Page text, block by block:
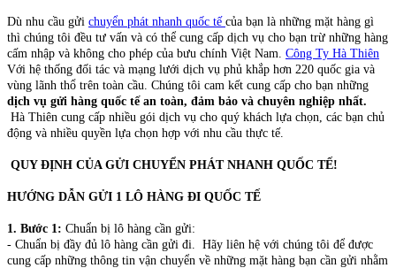
Dù nhu cầu gửi chuyển phát nhanh quốc tế của bạn là những mặt hàng gì
thì chúng tôi đều tư vấn và có thể cung cấp dịch vụ cho bạn trừ những hàng
cấm nhập và không cho phép của bưu chính Việt Nam. Công Ty Hà Thiên
Với hệ thống đối tác và mạng lưới dịch vụ phủ khắp hơn 220 quốc gia và
vùng lãnh thổ trên toàn cầu. Chúng tôi cam kết cung cấp cho bạn những
dịch vụ gửi hàng quốc tế an toàn, đảm bảo và chuyên nghiệp nhất.
Hà Thiên cung cấp nhiều gói dịch vụ cho quý khách lựa chọn, các bạn chủ
động và nhiều quyền lựa chọn hợp với nhu cầu thực tế.
QUY ĐỊNH CỦA GỬI CHUYỂN PHÁT NHANH QUỐC TẾ!
HƯỚNG DẪN GỬI 1 LÔ HÀNG ĐI QUỐC TẾ
1. Bước 1: Chuẩn bị lô hàng cần gửi:
- Chuẩn bị đầy đủ lô hàng cần gửi đi. Hãy liên hệ với chúng tôi để được
cung cấp những thông tin vận chuyển về những mặt hàng bạn cần gửi nhằm